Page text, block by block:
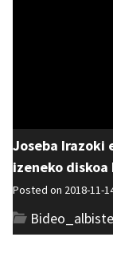
Joseba Irazoki
izeneko
Posted on 2018-11-